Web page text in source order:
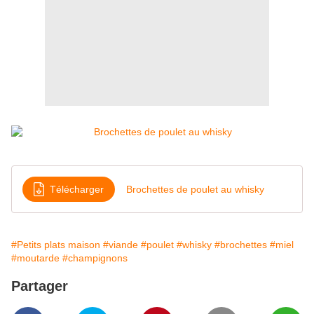
Télécharger Brochettes de poulet au whisky
#Petits plats maison #viande #poulet #whisky #brochettes #miel
#moutarde #champignons
Partager